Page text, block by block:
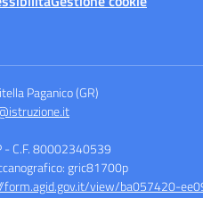
Paganico (GR)
- C.F. 80002340539
gric81700p
form.agid.gov.it/view/ba057420-